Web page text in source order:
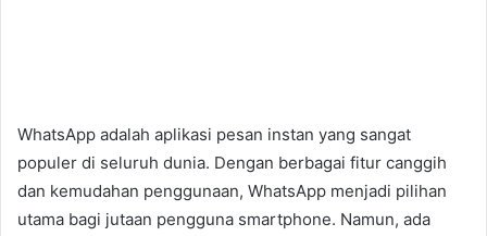
WhatsApp adalah aplikasi pesan instan yang sangat
populer di seluruh dunia. Dengan berbagai fitur canggih
dan kemudahan penggunaan, WhatsApp menjadi pilihan
utama bagi jutaan pengguna smartphone. Namun, ada